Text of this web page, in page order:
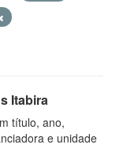
Itabira
título, ano,
e unidade